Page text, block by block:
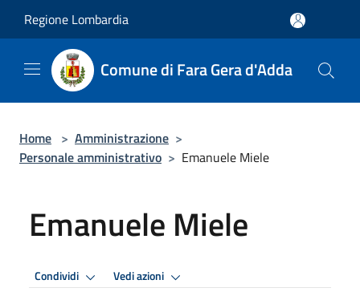
Regione Lombardia
Comune di Fara Gera d'Adda
Home > Amministrazione >
Personale amministrativo > Emanuele Miele
Emanuele Miele
Condividi Vedi azioni